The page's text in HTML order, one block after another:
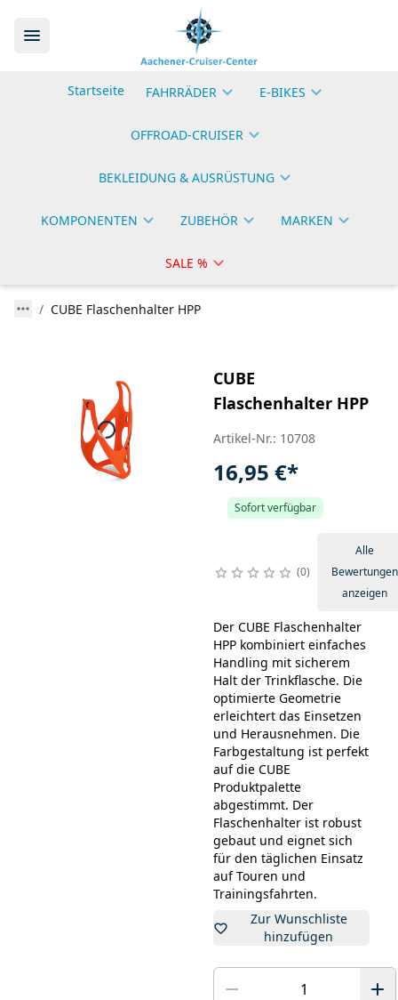
Startseite FAHRRÄDER E-BIKES
OFFROAD-CRUISER
BEKLEIDUNG & AUSRÜSTUNG
KOMPONENTEN ZUBEHÖR MARKEN
SALE %
CUBE Flaschenhalter HPP
CUBE
Flaschenhalter HPP
Artikel-Nr.: 10708
16,95 €*
Sofort verfügbar
0
Alle
Bewertungen
anzeigen
Der CUBE Flaschenhalter
HPP kombiniert einfaches
Handling mit sicherem
Halt der Trinkflasche. Die
optimierte Geometrie
erleichtert das Einsetzen
und Herausnehmen. Die
Farbgestaltung ist perfekt
auf die CUBE
Produktpalette
abgestimmt. Der
Flaschenhalter ist robust
gebaut und eignet sich
für den täglichen Einsatz
auf Touren und
Trainingsfahrten.
Zur Wunschliste
hinzufügen